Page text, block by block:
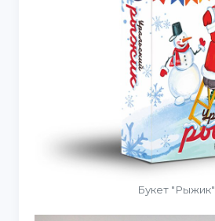
Букет "Рыжик"